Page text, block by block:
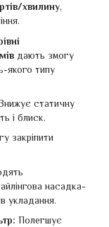
хвилину,
дають змогу
якого типу
статичну
і блиск.
закріпити
насадка-
укладання.
Полегшує